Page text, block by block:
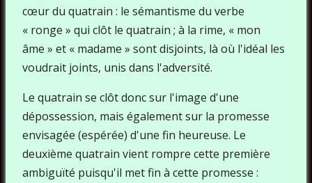
cœur du quatrain : le sémantisme du verbe
« ronge » qui clôt le quatrain ; à la rime, « mon
âme » et « madame » sont disjoints, là où l'idéal les
voudrait joints, unis dans l'adversité.
Le quatrain se clôt donc sur l'image d'une
dépossession, mais également sur la promesse
envisagée (espérée) d'une fin heureuse. Le
deuxième quatrain vient rompre cette première
ambiguïté puisqu'il met fin à cette promesse :